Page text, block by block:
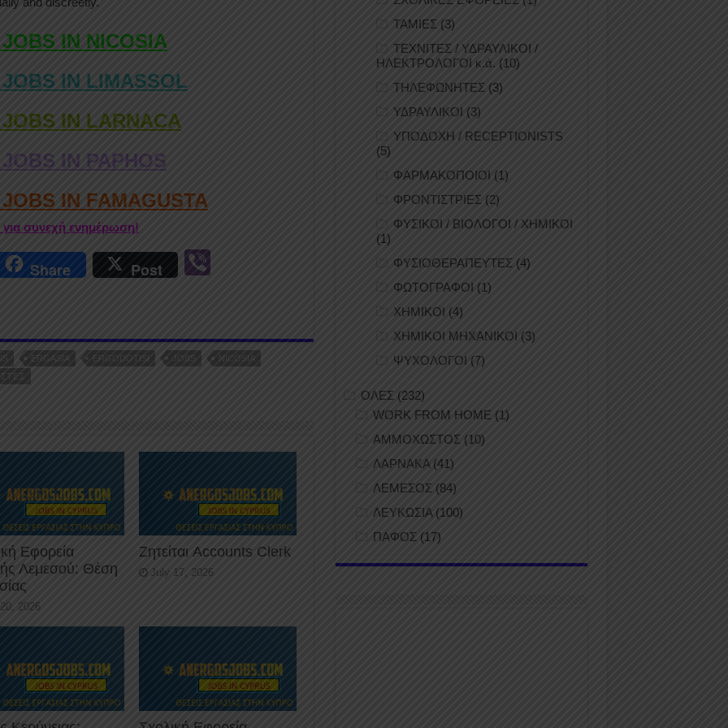
IN NICOSIA
IN LIMASSOL
IN LARNACA
IN PAPHOS
IN FAMAGUSTA
για συνεχή ενημέρωση!
Share Post
ERGASIA ERGODOTISI JOBS
NICOSIA
Εφορεία
Λεμεσού: Θέση
2026
Ζητείται Accounts Clerk
July 17, 2026
ΤΑΜΙΕΣ (3)
ΤΕΧΝΙΤΕΣ / ΥΔΡΑΥΛΙΚΟΙ /
ΗΛΕΚΤΡΟΛΟΓΟΙ κ.ά. (10)
ΤΗΛΕΦΩΝΗΤΕΣ (3)
ΥΔΡΑΥΛΙΚΟΙ (3)
ΥΠΟΔΟΧΗ / RECEPTIONISTS
(5)
ΦΑΡΜΑΚΟΠΟΙΟΙ (1)
ΦΡΟΝΤΙΣΤΡΙΕΣ (2)
ΦΥΣΙΚΟΙ / ΒΙΟΛΟΓΟΙ / ΧΗΜΙΚΟΙ
(1)
ΦΥΣΙΟΘΕΡΑΠΕΥΤΕΣ (4)
ΦΩΤΟΓΡΑΦΟΙ (1)
ΧΗΜΙΚΟΙ (4)
ΧΗΜΙΚΟΙ ΜΗΧΑΝΙΚΟΙ (3)
ΨΥΧΟΛΟΓΟΙ (7)
ΟΛΕΣ (232)
WORK FROM HOME (1)
ΑΜΜΟΧΩΣΤΟΣ (10)
ΛΑΡΝΑΚΑ (41)
ΛΕΜΕΣΟΣ (84)
ΛΕΥΚΩΣΙΑ(100)
ΠΑΦΟΣ (17)